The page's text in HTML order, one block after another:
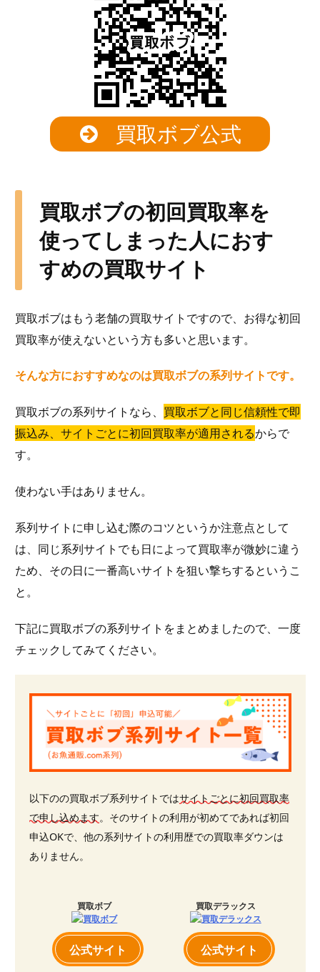
買取ボブ公式
買取ボブの初回買取率を
使ってしまった人におす
すめの買取サイト
買取ボブはもう老舗の買取サイトですので、お得な初回
買取率が使えないという方も多いと思います。
そんな方におすすめなのは買取ボブの系列サイトです。
買取ボブの系列サイトなら、 買取ボブと同じ信頼性で即
振込み、サイトごとに初回買取率が適用されるからで
す。
使わない手はありません。
系列サイトに申し込む際のコツというか注意点として
は、同じ系列サイトでも日によって買取率が微妙に違う
ため、その日に一番高いサイトを狙い撃ちするというこ
と。
下記に買取ボブの系列サイトをまとめましたので、一度
チェックしてみてください。
以下のの買取ボブ系列サイトではサイトごとに初回買取率
で申し込めます。そのサイトの利用が初めてであれば初回
申込OKで、他の系列サイトの利用歴での買取率ダウンは
ありません。
買取ボブ
公式サイト
買取デラックス
公式サイト